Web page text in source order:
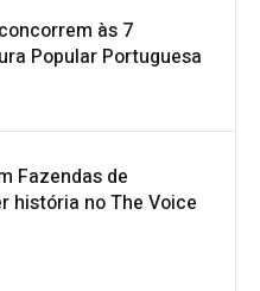
às 7
Popular Portuguesa
Fazendas de
história no The Voice